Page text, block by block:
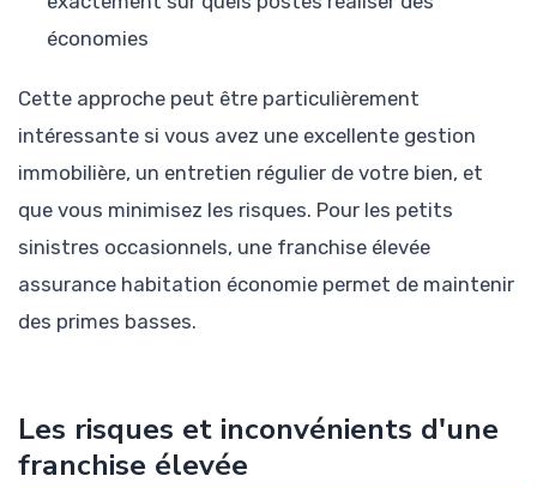
économies
Cette approche peut être particulièrement
intéressante si vous avez une excellente gestion
immobilière, un entretien régulier de votre bien, et
que vous minimisez les risques. Pour les petits
sinistres occasionnels, une franchise élevée
assurance habitation économie permet de maintenir
des primes basses.
Les risques et inconvénients d'une
franchise élevée